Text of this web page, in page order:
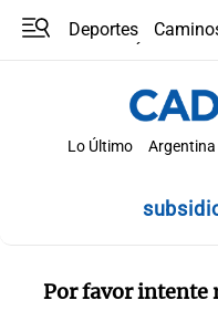
Deportes
Lo Último Argentina
Por favor intente